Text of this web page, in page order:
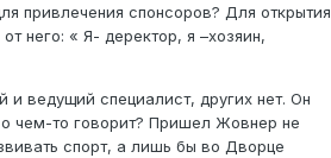
привлечения спонсоров? Для открытия
него: « Я- дeректор, я –хозяин,
ведущий специалист, других нет. Он
чем-то говорит? Пришел Жовнер не
спорт, а лишь бы во Дворце